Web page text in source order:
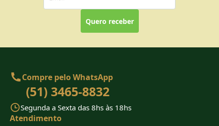
Quero receber
Compre pelo WhatsApp
(51) 3465-8832
Segunda a Sexta das 8hs às 18hs
Atendimento